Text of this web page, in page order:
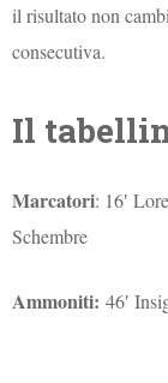
il risultato non
consecutiva.
Il
Marcatori: 16′
Schembre
Ammoniti:46′